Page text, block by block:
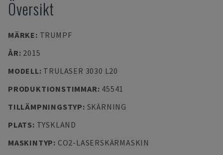
Översikt
MÄRKE: TRUMPF
ÅR: 2015
MODELL: TRULASER 3030 L20
PRODUKTIONSTIMMAR: 45541
TILLÄMPNINGSTYP: SKÄRNING
PLATS: TYSKLAND
MASKINTYP: CO2-LASERSKÄRMASKIN